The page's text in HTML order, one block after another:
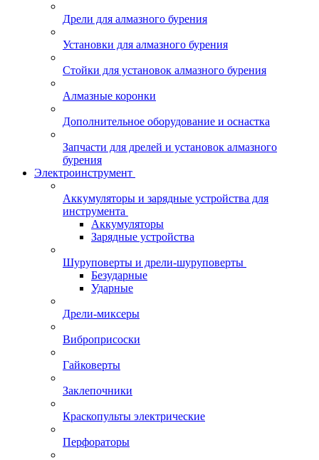
Дрели для алмазного бурения
Установки для алмазного бурения
Стойки для установок алмазного бурения
Алмазные коронки
Дополнительное оборудование и оснастка
Запчасти для дрелей и установок алмазного
бурения
Электроинструмент
Аккумуляторы и зарядные устройства для
инструмента
Аккумуляторы
Зарядные устройства
Шуруповерты и дрели-шуруповерты
Безударные
Ударные
Дрели-миксеры
Виброприсоски
Гайковерты
Заклепочники
Краскопульты электрические
Перфораторы